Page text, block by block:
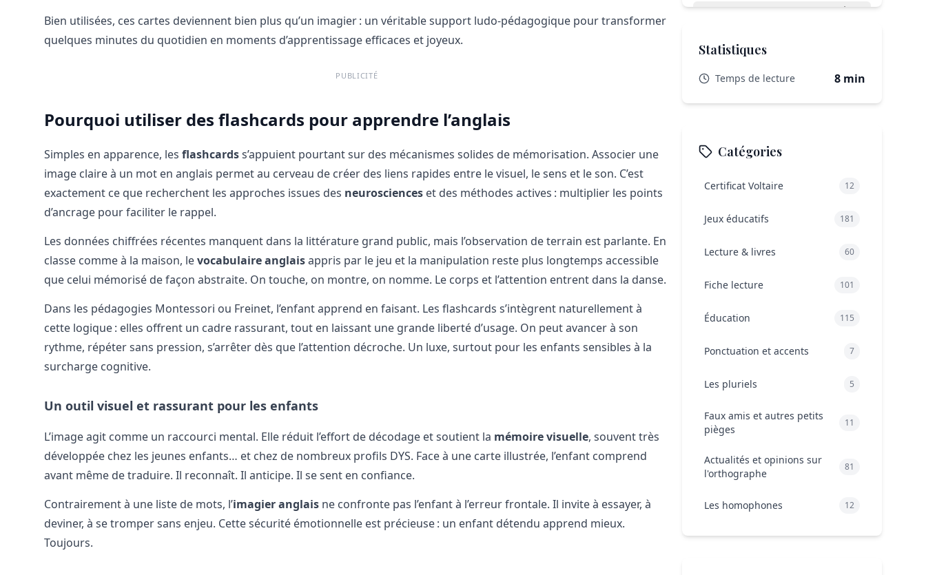
Bien utilisées, ces cartes deviennent bien plus qu’un imagier : un véritable support ludo‑pédagogique pour transformer
quelques minutes du quotidien en moments d’apprentissage efficaces et joyeux.
PUBLICITÉ
Pourquoi utiliser des flashcards pour apprendre l’anglais
Simples en apparence, les flashcardss’appuient pourtant sur des mécanismes solides de mémorisation. Associer une
image claire à un mot en anglais permet au cerveau de créer des liens rapides entre le visuel, le sens et le son. C’est
exactement ce que recherchent les approches issues des neurosciences et des méthodes actives : multiplier les points
d’ancrage pour faciliter le rappel.
Les données chiffrées récentes manquent dans la littérature grand public, mais l’observation de terrain est parlante. En
classe comme à la maison, levocabulaire anglaisappris par le jeu et la manipulation reste plus longtemps accessible
que celui mémorisé de façon abstraite. On touche, on montre, on nomme. Le corps et l’attention entrent dans la danse.
Dans les pédagogies Montessori ou Freinet, l’enfant apprend en faisant. Les flashcards s’intègrent naturellement à
cette logique : elles offrent un cadre rassurant, tout en laissant une grande liberté d’usage. On peut avancer à son
rythme, répéter sans pression, s’arrêter dès que l’attention décroche. Un luxe, surtout pour les enfants sensibles à la
surcharge cognitive.
Un outil visuel et rassurant pour les enfants
L’image agit comme un raccourci mental. Elle réduit l’effort de décodage et soutient la mémoire visuelle, souvent très
développée chez les jeunes enfants… et chez de nombreux profils DYS. Face à une carte illustrée, l’enfant comprend
avant même de traduire. Il reconnaît. Il anticipe. Il se sent en confiance.
Contrairement à une liste de mots, l’imagier anglais ne confronte pas l’enfant à l’erreur frontale. Il invite à essayer, à
deviner, à se tromper sans enjeu. Cette sécurité émotionnelle est précieuse : un enfant détendu apprend mieux.
Toujours.
Les flashcards sont-elles adaptées
Installer l’anglais dans le quotidien,
sans pression
Statistiques
Temps de lecture 8 min
Catégories
Certificat Voltaire 12
Jeux éducatifs 181
Lecture & livres 60
Fiche lecture 101
Éducation 115
Ponctuation et accents 7
Les pluriels 5
Faux amis et autres petits
pièges
11
Actualités et opinions sur
l'orthographe
81
Les homophones 12